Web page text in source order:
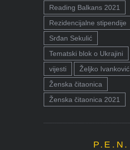
Reading Balkans 2021
Rezidencijalne stipendije
Srđan Sekulić
Tematski blok o Ukrajini
vijesti
Željko Ivanković
Ženska čitaonica
Ženska čitaonica 2021
P.E.N.